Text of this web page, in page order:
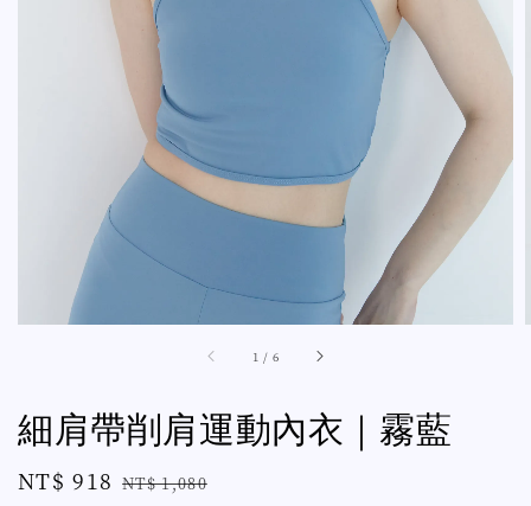
1 / 6
細肩帶削肩運動內衣｜霧藍
Sale
NT$ 918 Regular
NT$ 1,080